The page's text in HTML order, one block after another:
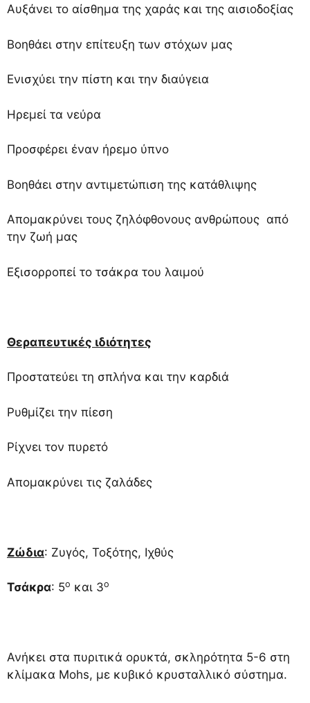
Αυξάνει το αίσθημα της χαράς και της αισιοδοξίας
Βοηθάει στην επίτευξη των στόχων μας
Ενισχύει την πίστη και την διαύγεια
Ηρεμεί τα νεύρα
Προσφέρει έναν ήρεμο ύπνο
Βοηθάει στην αντιμετώπιση της κατάθλιψης
Απομακρύνει τους ζηλόφθονους ανθρώπους από
την ζωή μας
Εξισορροπεί το τσάκρα του λαιμού
Θεραπευτικές ιδιότητες
Προστατεύει τη σπλήνα και την καρδιά
Ρυθμίζει την πίεση
Ρίχνει τον πυρετό
Απομακρύνει τις ζαλάδες
Ζώδια: Ζυγός, Τοξότης, Ιχθύς
Τσάκρα: 5ο και 3ο
Ανήκει στα πυριτικά ορυκτά, σκληρότητα 5-6 στη
κλίμακα Mohs, με κυβικό κρυσταλλικό σύστημα.